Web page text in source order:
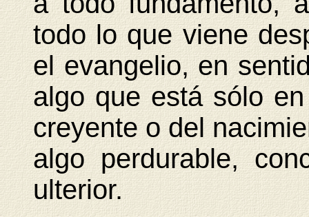
todo lo que viene
el evangelio, en
algo que está sólo
creyente o del
algo perdurable,
ulterior.